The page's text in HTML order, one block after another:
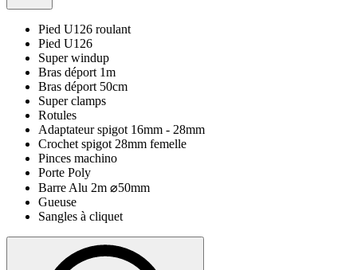
Pied U126 roulant
Pied U126
Super windup
Bras déport 1m
Bras déport 50cm
Super clamps
Rotules
Adaptateur spigot 16mm - 28mm
Crochet spigot 28mm femelle
Pinces machino
Porte Poly
Barre Alu 2m ⌀50mm
Gueuse
Sangles à cliquet